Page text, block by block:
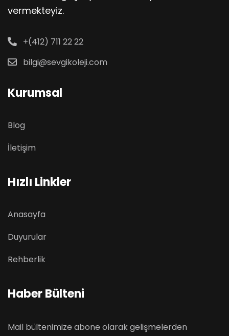
vermekteyiz.
+(412) 711 22 22
bilgi@sevgikoleji.com
Kurumsal
Blog
İletişim
Hızlı Linkler
Anasayfa
Duyurular
Rehberlik
Haber Bülteni
Mail bültenimize abone olarak gelişmelerden